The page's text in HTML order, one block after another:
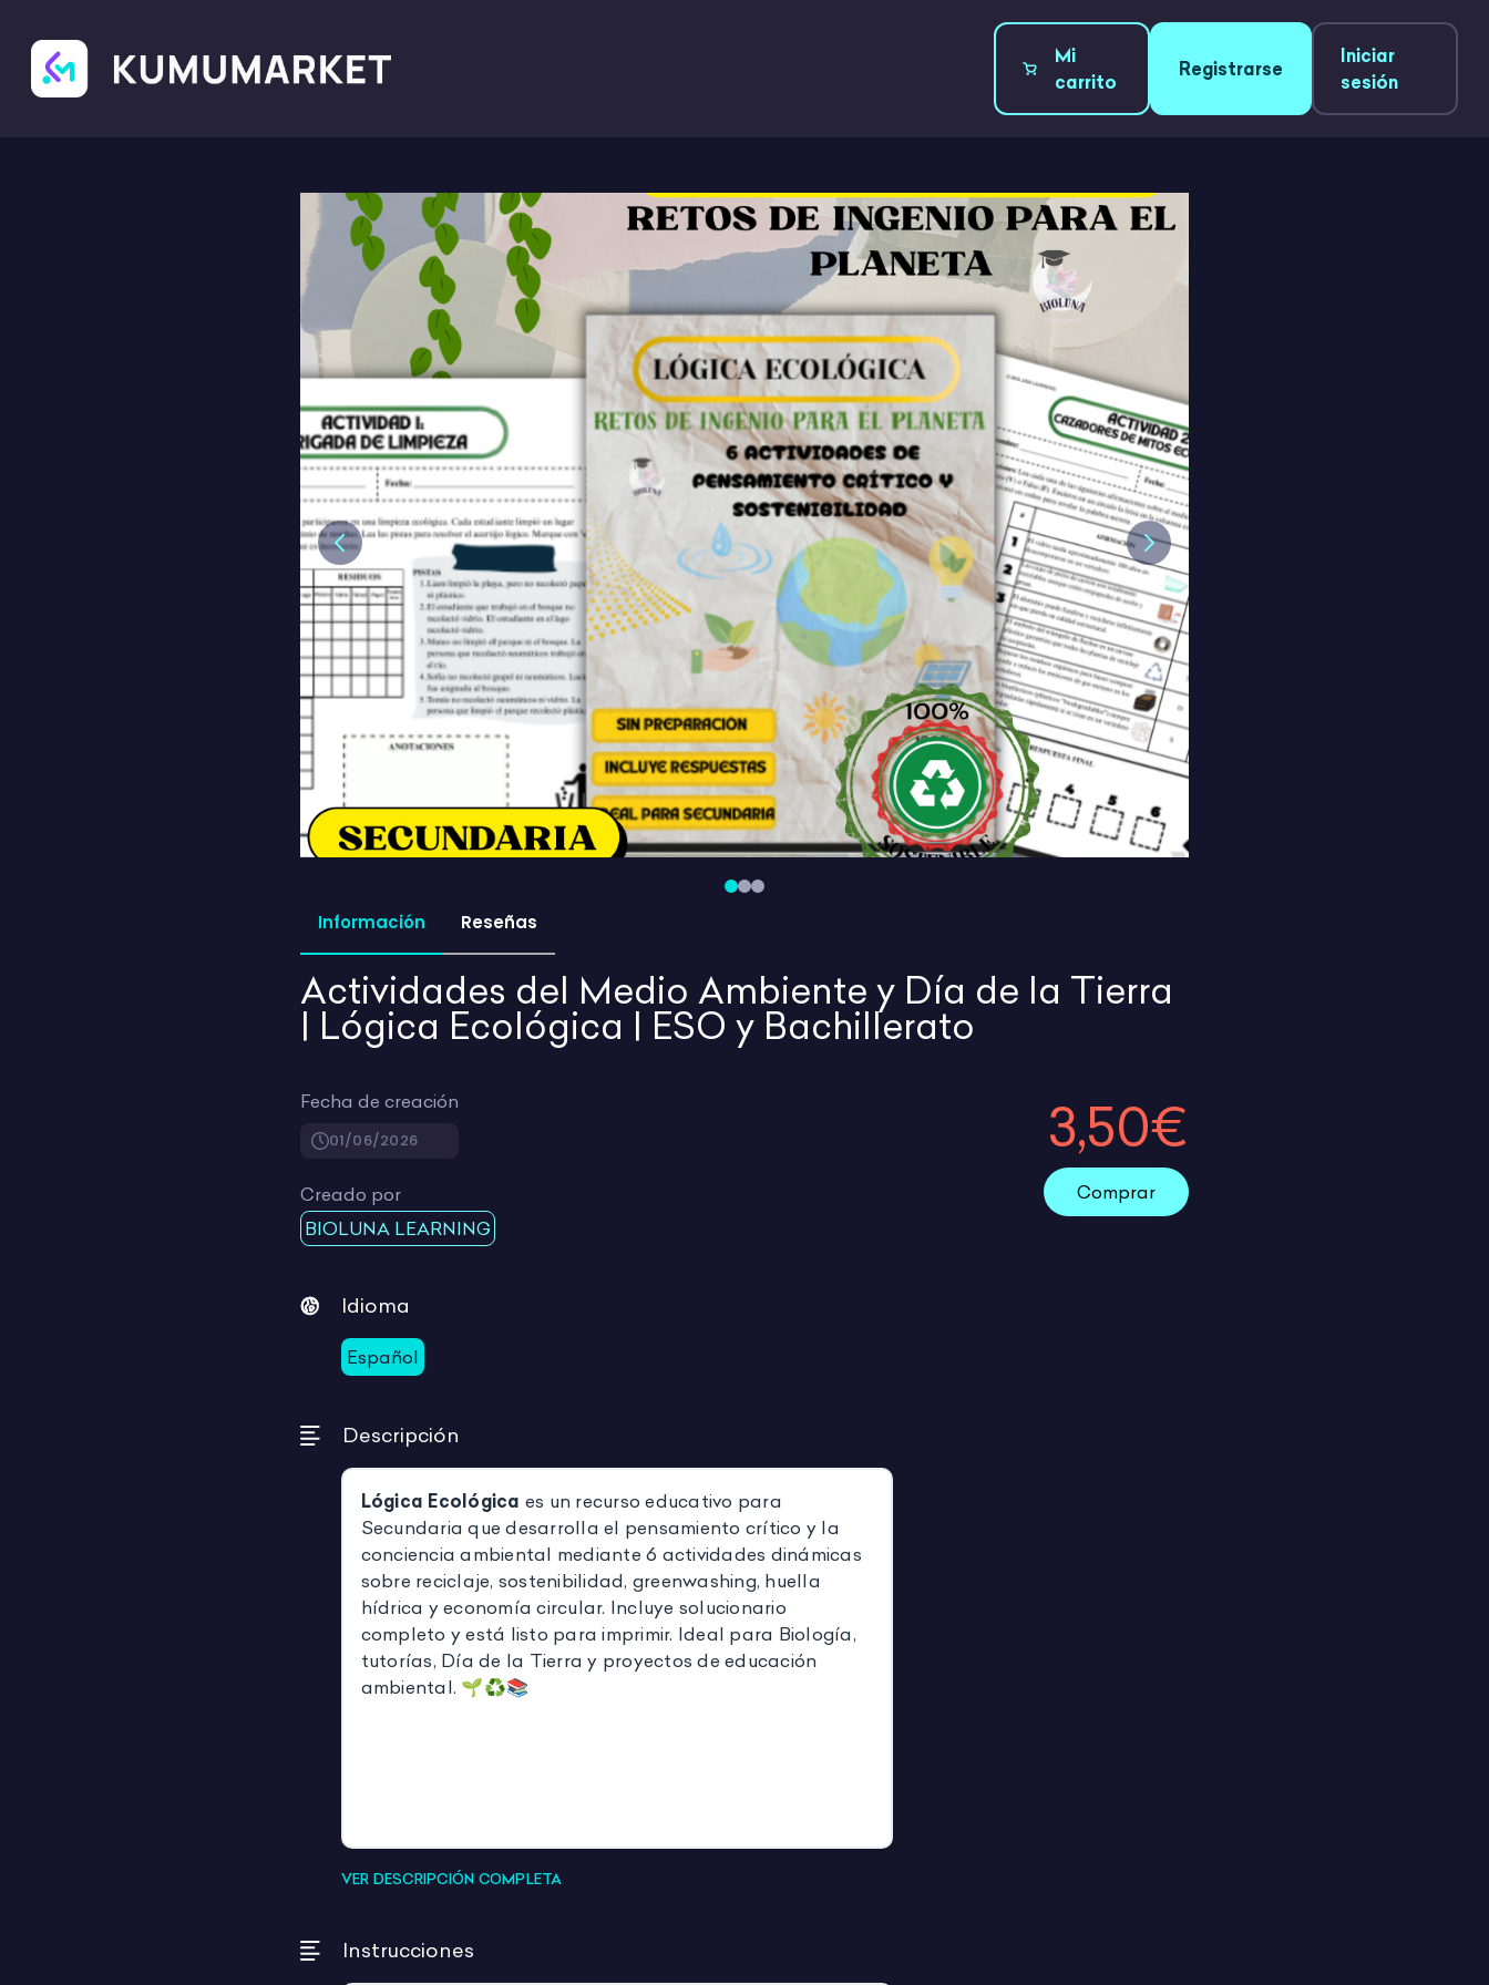
Mi
carrito
Registrarse
Iniciar
sesión
Previous Next
Información Reseñas
Actividades del Medio Ambiente y Día de la Tierra
| Lógica Ecológica | ESO y Bachillerato
Fecha de creación
01/06/2026
Creado por
BIOLUNA LEARNING
Idioma
Español
Descripción
Lógica Ecológica es un recurso educativo para
Secundaria que desarrolla el pensamiento crítico y la
conciencia ambiental mediante 6 actividades dinámicas
sobre reciclaje, sostenibilidad, greenwashing, huella
hídrica y economía circular. Incluye solucionario
completo y está listo para imprimir. Ideal para Biología,
tutorías, Día de la Tierra y proyectos de educación
ambiental. 🌱♻️📚
VER DESCRIPCIÓN COMPLETA
Instrucciones
3,50€
Comprar